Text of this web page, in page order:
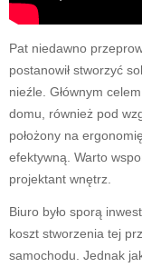
Pat niedawno
postanowił stworzyć
nieźle. Głównym
domu, również pod
położony na
efektywną. Warto
projektant wnętrz.
Biuro było sporą
koszt stworzenia tej
samochodu. Jednak